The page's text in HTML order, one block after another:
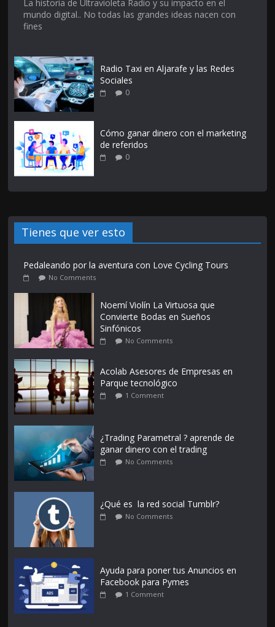
La historia de Ultravioleta Radio y su impacto en el
mundo digital.. No todas las grandes ideas nacen con
fines
Radio Taxi en Aljarafe y las Redes
Sociales
0
Cómo ganar dinero con el marketing
de referidos
0
Tienes que ver esto
Pedaleando por la aventura con Love Cycling Tours
No Comments
Noemí Violín La Virtuosa que
Convierte Bodas en Sueños
Sinfónicos
No Comments
Acolab Asesores de Empresas en
Parque tecnológico
1 Comment
¿Trading Parametral ? aprende de
ganar dinero con el trading
No Comments
¿Qué es la red social Tumblr?
No Comments
Ayuda para poner tus Anuncios en
Facebook para Pymes
1 Comment